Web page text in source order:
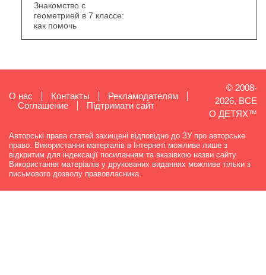
Знакомство с
геометрией в 7 классе:
как помочь
О нас Контакты
Рекламодателям
Cоглашение
Підтримати сайт
© 2008-
2026, ВСЕ
О ДЕТЯХ™
Авторські права статей захищені відповідно до ЗУ про авторське
право. Використання матеріалів в Інтернеті можливе лише з
відкритим для індексації посиланням та вказівкою назви сайту.
Використання матеріалів у друкованих виданнях можливе тільки з
письмового дозволу правовласника.